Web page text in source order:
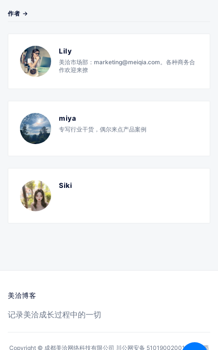
作者 →
Lily
美洽市场部：marketing@meiqia.com。各种商务合
作欢迎来撩
miya
专写行业干货，偶尔来点产品案例
Siki
美洽博客
记录美洽成长过程中的一切
Copyright © 成都美洽网络科技有限公司 川公网安备 51019002001144号 蜀